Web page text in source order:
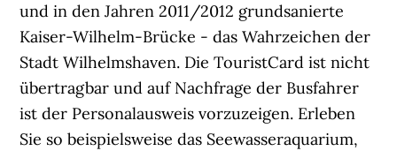
und in den Jahren 2011/2012 grundsanierte
Kaiser-Wilhelm-Brücke - das Wahrzeichen der
Stadt Wilhelmshaven. Die TouristCard ist nicht
übertragbar und auf Nachfrage der Busfahrer
ist der Personalausweis vorzuzeigen. Erleben
Sie so beispielsweise das Seewasseraquarium,